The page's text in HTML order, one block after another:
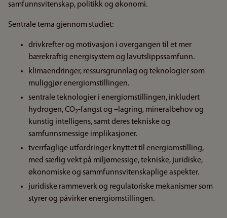
samfunnsvitenskap, politikk og økonomi.
Sentrale tema gjennom studiet:
drivkrefter og motivasjon i overgangen til et mer
bærekraftig energisystem og lavutslippssamfunn.
klimaendringer, ressursgrunnlag og teknologier som
muliggjør energiomstillingen.
sentrale teknologier i energiomstillingen, inkludert
hydrogen, CO2-fangst og –lagring, mineralbehov og
kunstig intelligens, samt deres tekniske og
samfunnsmessige implikasjoner.
tverrfaglige utfordringer knyttet til energiomstilling,
med særlig vekt på miljømessige, tekniske, juridiske,
økonomiske og sammfunnsvitenskaplige aspekter.
juridiske rammeverk og regulatoriske mekanismer som
styrer og påvirker energiomstillingen.